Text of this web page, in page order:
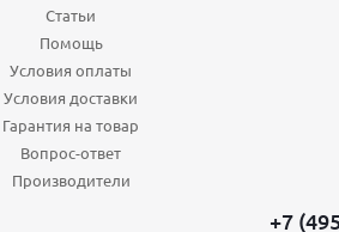
Статьи
Помощь
Условия оплаты
Условия доставки
Гарантия на товар
Вопрос-ответ
Производители
+7